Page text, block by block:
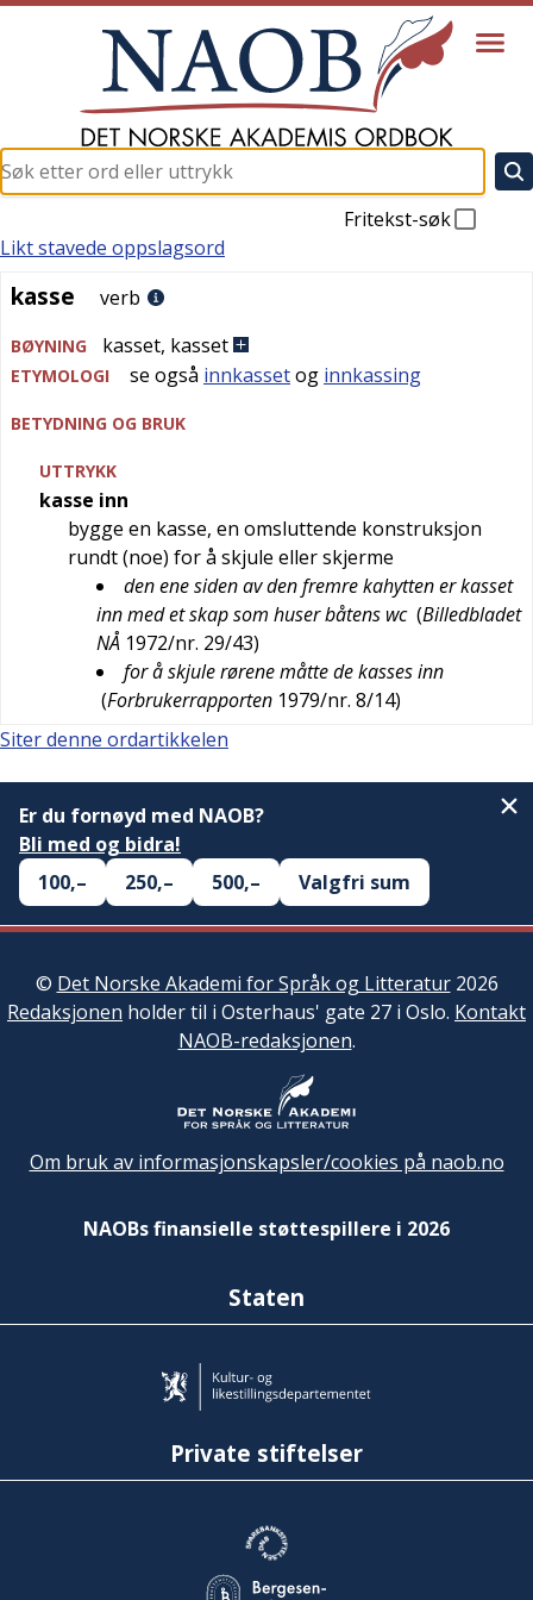
Fritekst-søk
kasse
Likt stavede oppslagsord
kasse verb
BØYNING kasset, kasset
ETYMOLOGI se også innkassetog innkassing
BETYDNING OG BRUK
UTTRYKK
kasse inn
bygge en kasse, en omsluttende konstruksjon
rundt (noe) for å skjule eller skjerme
den ene siden av den fremre kahytten er kasset
inn med et skap som huser båtens wc (Billedbladet
NÅ 1972/nr. 29/43)
for å skjule rørene måtte de kasses inn
(Forbrukerrapporten 1979/nr. 8/14)
Siter denne ordartikkelen
Er du fornøyd med NAOB?
Bli med og bidra!
100,–
250,– 500,– Valgfri sum
© Det Norske Akademi for Språk og Litteratur2026
Redaksjonen holder til i Osterhaus' gate 27 i Oslo. Kontakt
NAOB-redaksjonen.
Om bruk av informasjonskapsler/cookies på naob.no
NAOBs finansielle støttespillere i 2026
Staten
Private stiftelser